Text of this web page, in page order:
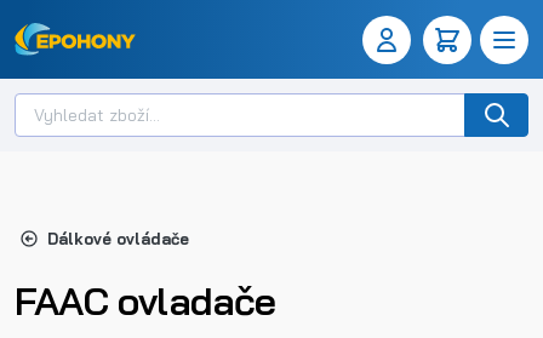
Dálkové ovládače
FAAC ovladače